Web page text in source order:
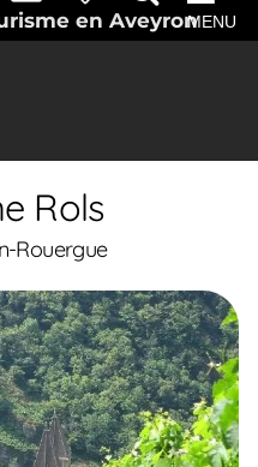
en AveyronMENU
Rols
Rouergue